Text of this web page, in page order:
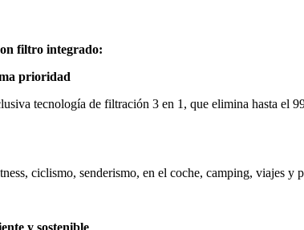
filtro integrado:
prioridad
tecnología de filtración 3 en 1, que elimina hasta el
ciclismo, senderismo, en el coche, camping, viajes y
y sostenible